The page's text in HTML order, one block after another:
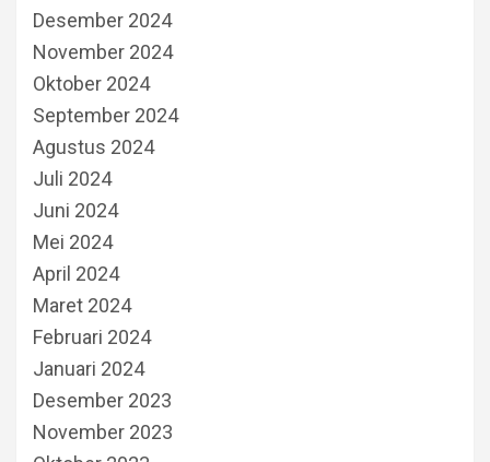
Desember 2024
November 2024
Oktober 2024
September 2024
Agustus 2024
Juli 2024
Juni 2024
Mei 2024
April 2024
Maret 2024
Februari 2024
Januari 2024
Desember 2023
November 2023